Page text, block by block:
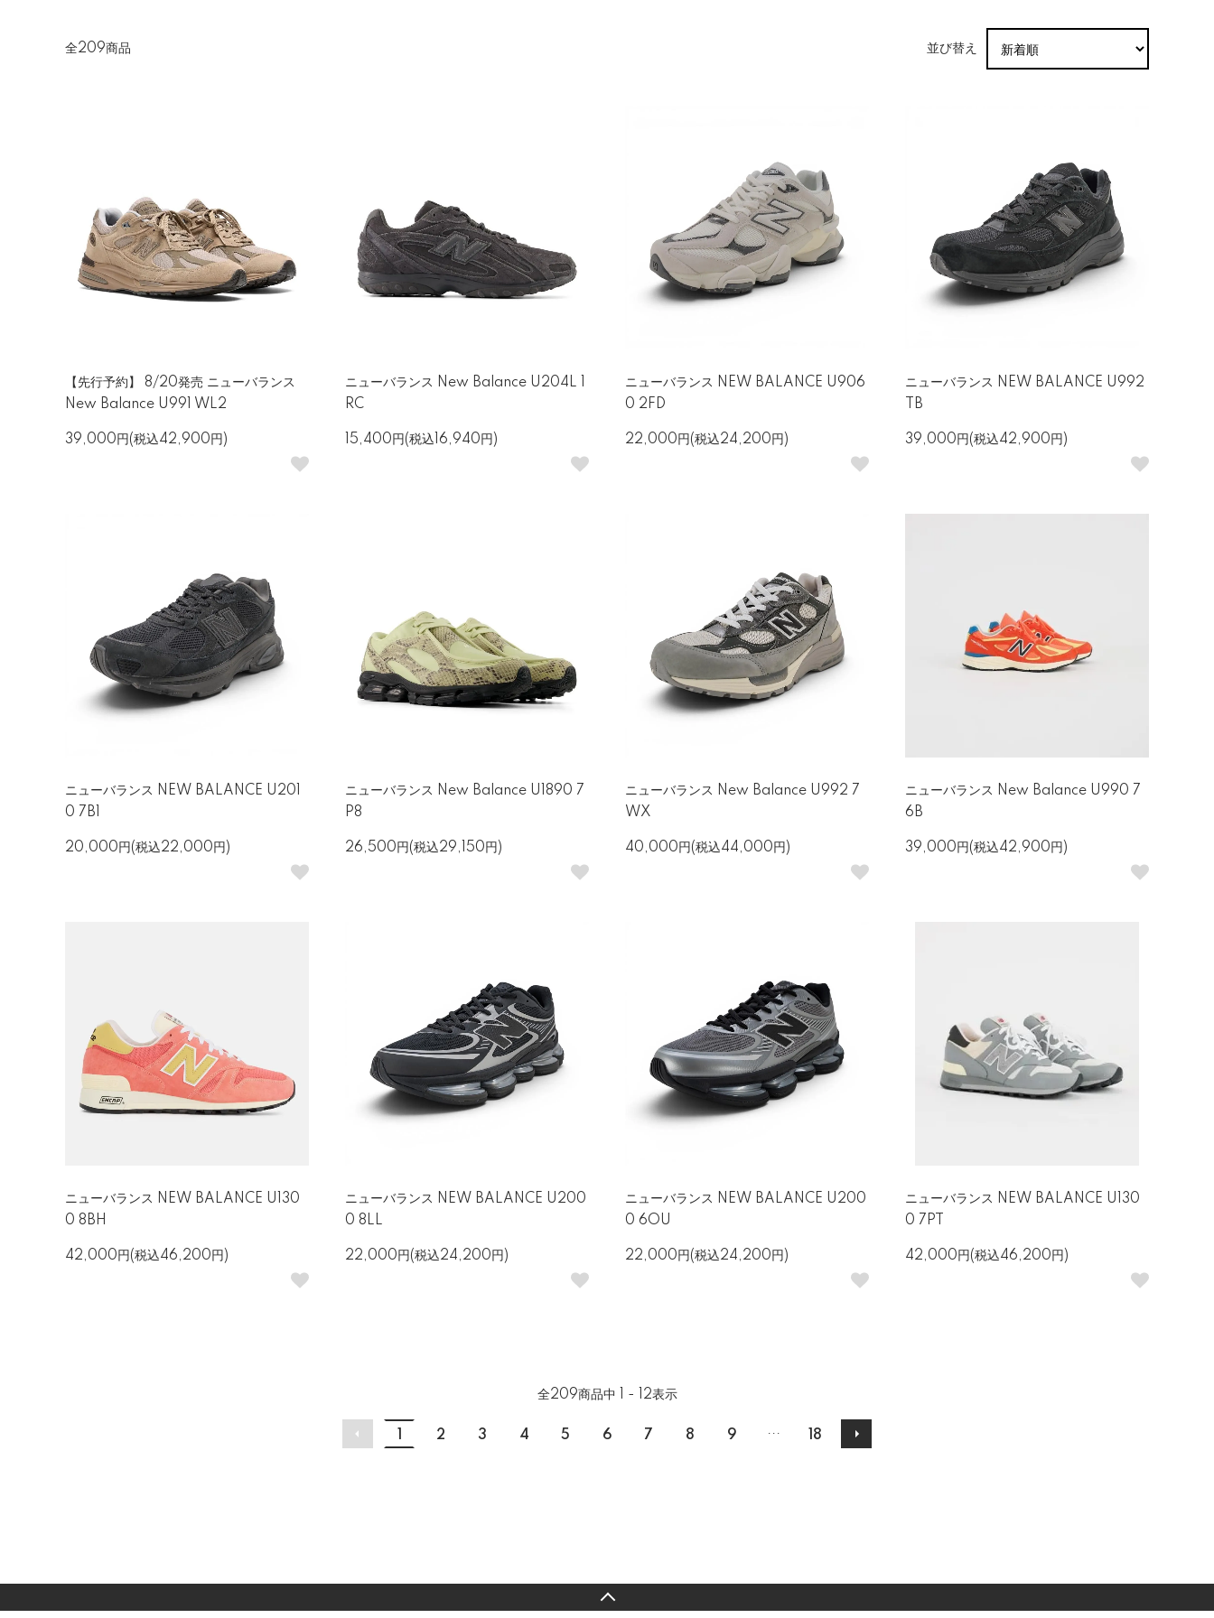
全209商品 並び替え
【先行予約】 8/20発売 ニューバランス
New Balance U991 WL2
39,000円(税込42,900円)
ニューバランス New Balance U204L 1
RC
15,400円(税込16,940円)
ニューバランス NEW BALANCE U906
0 2FD
22,000円(税込24,200円)
ニューバランス NEW BALANCE U992
TB
39,000円(税込42,900円)
ニューバランス NEW BALANCE U201
0 7B1
20,000円(税込22,000円)
ニューバランス New Balance U1890 7
P8
26,500円(税込29,150円)
ニューバランス New Balance U992 7
WX
40,000円(税込44,000円)
ニューバランス New Balance U990 7
6B
39,000円(税込42,900円)
ニューバランス NEW BALANCE U130
0 8BH
42,000円(税込46,200円)
ニューバランス NEW BALANCE U200
0 8LL
22,000円(税込24,200円)
ニューバランス NEW BALANCE U200
0 6OU
22,000円(税込24,200円)
ニューバランス NEW BALANCE U130
0 7PT
42,000円(税込46,200円)
全209商品中 1 - 12表示
2 3 4 5 6 7 8 9 ... 18